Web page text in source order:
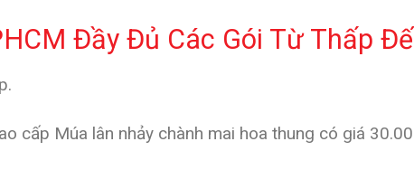
Đầy Đủ Các Gói Từ Thấp
cấp Múa lân nhảy chành mai hoa thung có giá